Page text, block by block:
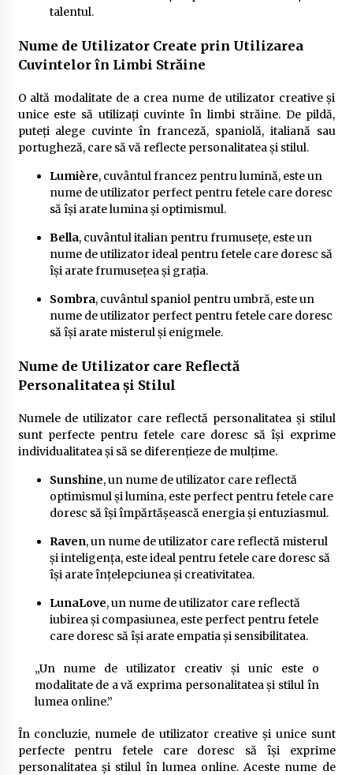
talentul.
Nume de Utilizator Create prin Utilizarea
Cuvintelor în Limbi Străine
O altă modalitate de a crea nume de utilizator creative și
unice este să utilizați cuvinte în limbi străine. De pildă,
puteți alege cuvinte în franceză, spaniolă, italiană sau
portugheză, care să vă reflecte personalitatea și stilul.
Lumière, cuvântul francez pentru lumină, este un
nume de utilizator perfect pentru fetele care doresc
să își arate lumina și optimismul.
Bella, cuvântul italian pentru frumusețe, este un
nume de utilizator ideal pentru fetele care doresc să
își arate frumusețea și grația.
Sombra, cuvântul spaniol pentru umbră, este un
nume de utilizator perfect pentru fetele care doresc
să își arate misterul și enigmele.
Nume de Utilizator care Reflectă
Personalitatea și Stilul
Numele de utilizator care reflectă personalitatea și stilul
sunt perfecte pentru fetele care doresc să își exprime
individualitatea și să se diferențieze de mulțime.
Sunshine, un nume de utilizator care reflectă
optimismul și lumina, este perfect pentru fetele care
doresc să își împărtășească energia și entuziasmul.
Raven, un nume de utilizator care reflectă misterul
și inteligența, este ideal pentru fetele care doresc să
își arate înțelepciunea și creativitatea.
LunaLove, un nume de utilizator care reflectă
iubirea și compasiunea, este perfect pentru fetele
care doresc să își arate empatia și sensibilitatea.
„Un nume de utilizator creativ și unic este o
modalitate de a vă exprima personalitatea și stilul în
lumea online.”
În concluzie, numele de utilizator creative și unice sunt
perfecte pentru fetele care doresc să își exprime
personalitatea și stilul în lumea online. Aceste nume de